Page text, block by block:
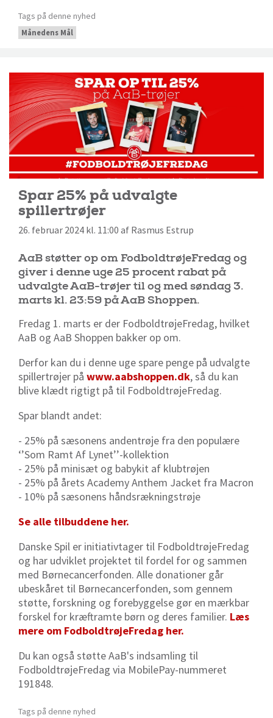
Tags på denne nyhed
Månedens Mål
Spar 25% på udvalgte
spillertrøjer
26. februar 2024 kl. 11:00 af Rasmus Estrup
AaB støtter op om FodboldtrøjeFredag og
giver i denne uge 25 procent rabat på
udvalgte AaB-trøjer til og med søndag 3.
marts kl. 23:59 på AaB Shoppen.
Fredag 1. marts er der FodboldtrøjeFredag, hvilket
AaB og AaB Shoppen bakker op om.
Derfor kan du i denne uge spare penge på udvalgte
spillertrøjer på www.aabshoppen.dk, så du kan
blive klædt rigtigt på til FodboldtrøjeFredag.
Spar blandt andet:
- 25% på sæsonens andentrøje fra den populære
‘’Som Ramt Af Lynet’’-kollektion
- 25% på minisæt og babykit af klubtrøjen
- 25% på årets Academy Anthem Jacket fra Macron
- 10% på sæsonens håndsrækningstrøje
Se alle tilbuddene her.
Danske Spil er initiativtager til FodboldtrøjeFredag
og har udviklet projektet til fordel for og sammen
med Børnecancerfonden. Alle donationer går
ubeskåret til Børnecancerfonden, som gennem
støtte, forskning og forebyggelse gør en mærkbar
forskel for kræftramte børn og deres familier. Læs
mere om FodboldtrøjeFredag her.
Du kan også støtte AaB's indsamling til
FodboldtrøjeFredag via MobilePay-nummeret
191848.
Tags på denne nyhed